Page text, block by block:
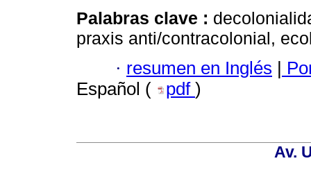
Palabras clave :
praxis anti/contracolonial,
· resumen en Inglés |
Español (
pdf )
Av.